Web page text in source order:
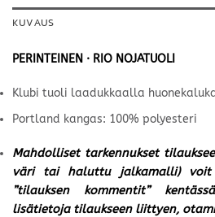
KUVAUS
PERINTEINEN · RIO NOJATUOLI
Klubi tuoli laadukkaalla
Portland kangas: 100% polyesteri
Mahdolliset tarkennukset
väri tai haluttu jalkamalli) voit
”tilauksen kommentit”
lisätietoja tilaukseen liittyen,